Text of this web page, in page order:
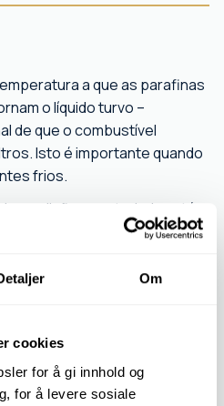
Om
cookies
for å gi innhold og
for å levere sosiale
a que as parafinas
o líquido turvo –
de que o combustível
Isto é importante quando
frios.
condições controladas até
é registada como o ponto de
a oportunidade de avaliar
a utilização de